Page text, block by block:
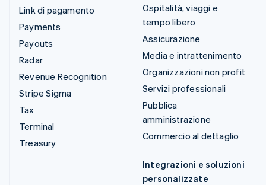
Link di pagamento
Payments
Payouts
Radar
Revenue Recognition
Stripe Sigma
Tax
Terminal
Treasury
Ospitalità, viaggi e
tempo libero
Assicurazione
Media e intrattenimento
Organizzazioni non profit
Servizi professionali
Pubblica
amministrazione
Commercio al dettaglio
Integrazioni e soluzioni
personalizzate